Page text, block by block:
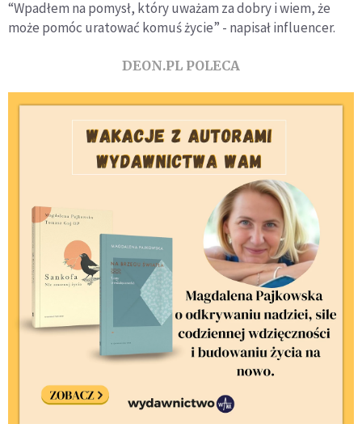
“Wpadłem na pomysł, który uważam za dobry i wiem, że
może pomóc uratować komuś życie” - napisał influencer.
DEON.PL POLECA